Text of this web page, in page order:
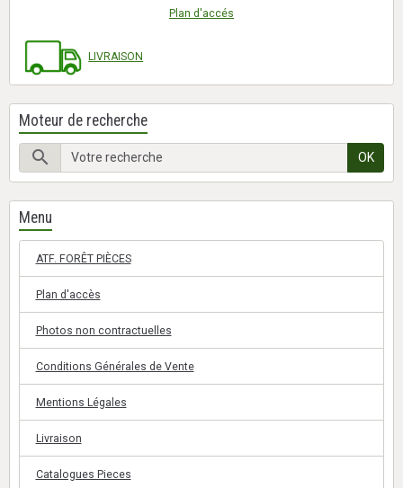
Plan d'accés
LIVRAISON
Moteur de recherche
OK
Menu
ATF. FORÊT PIÈCES
Plan d'accès
Photos non contractuelles
Conditions Générales de Vente
Mentions Légales
Livraison
Catalogues Pieces